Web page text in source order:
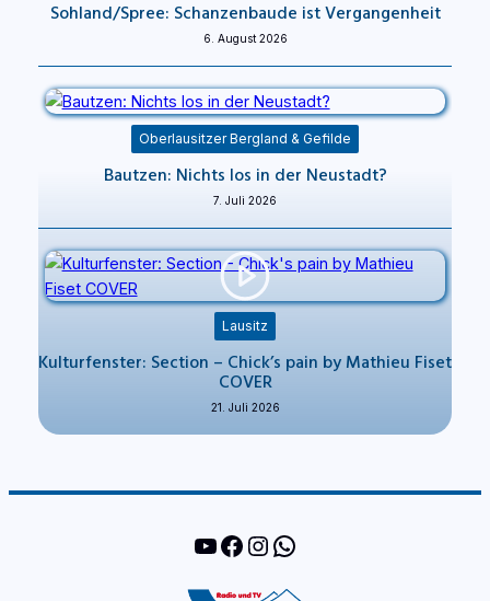
Sohland/Spree: Schanzenbaude ist Vergangenheit
6. August 2026
Oberlausitzer Bergland & Gefilde
Bautzen: Nichts los in der Neustadt?
7. Juli 2026
Lausitz
Kulturfenster: Section – Chick’s pain by Mathieu Fiset
COVER
21. Juli 2026
YouTube
Facebook
Instagram
WhatsApp